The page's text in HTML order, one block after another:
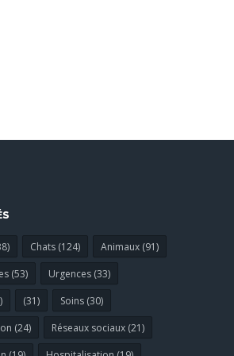
Chats (124)
Animaux (91)
(53)
Urgences (33)
(31)
Soins (30)
(24)
Réseaux sociaux (21)